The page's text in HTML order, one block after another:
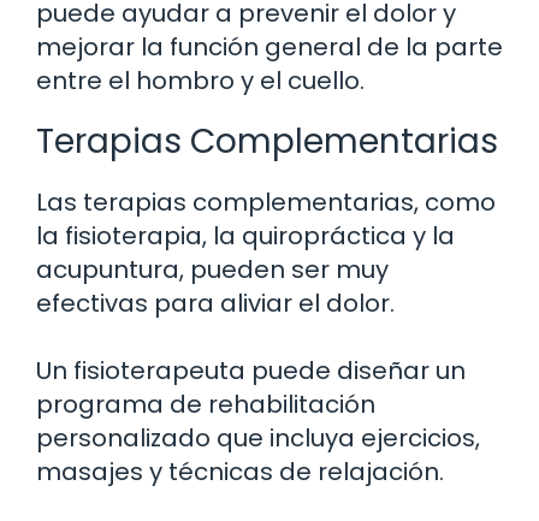
puede ayudar a prevenir el dolor y
mejorar la función general de la parte
entre el hombro y el cuello.
Terapias Complementarias
Las terapias complementarias, como
la fisioterapia, la quiropráctica y la
acupuntura, pueden ser muy
efectivas para aliviar el dolor.
Un fisioterapeuta puede diseñar un
programa de rehabilitación
personalizado que incluya ejercicios,
masajes y técnicas de relajación.